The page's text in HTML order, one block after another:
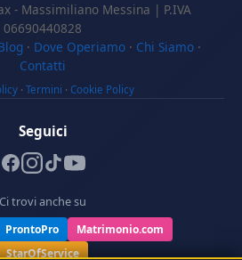
- Massimiliano Messina | P.IVA
06690440828
· Dove Operiamo · Chi Siamo ·
Contatti
· Termini · Cookie Policy
Seguici
Ci trovi anche su
ProntoPro
Matrimonio.com
StarOfService